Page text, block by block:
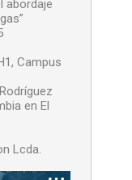
abordaje
Campus
en El
Lcda.